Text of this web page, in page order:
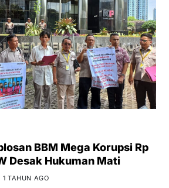
BBM Mega Korupsi Rp
Desak Hukuman Mati
1 TAHUN AGO